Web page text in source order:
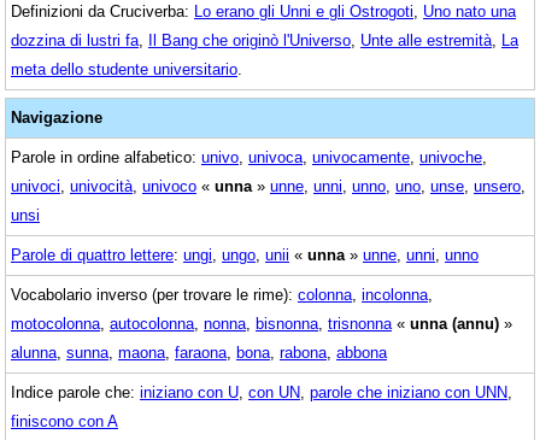
Definizioni da Cruciverba: Lo erano gli Unni e gli Ostrogoti
Uno nato una
dozzina di lustri fa Il Bang che originò l'Universo Unte alle estremità La
meta dello studente universitario
Navigazione
Parole in ordine alfabetico: univo univoca univocamente univoche
univoci univocità univoco « unna » unne unni unno uno unse unsero
unsi
Parole di quattro lettere: ungi ungo unii « unna » unne unni unno
Vocabolario inverso (per trovare le rime): colonna incolonna
motocolonna autocolonna nonna bisnonna trisnonna « unna (annu) »
alunna sunna maona faraona bona rabona abbona
Indice parole che: iniziano con U con UN parole che iniziano con UNN
finiscono con A